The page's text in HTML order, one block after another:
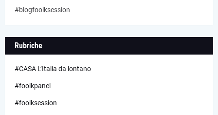
#blogfoolksession
Rubriche
#CASA L’Italia da lontano
#foolkpanel
#foolksession